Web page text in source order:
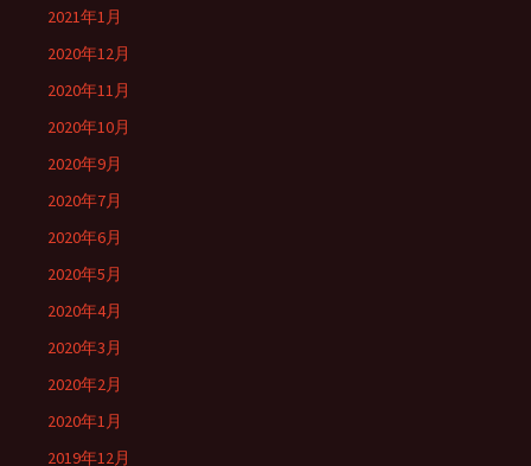
2021年1月
2020年12月
2020年11月
2020年10月
2020年9月
2020年7月
2020年6月
2020年5月
2020年4月
2020年3月
2020年2月
2020年1月
2019年12月